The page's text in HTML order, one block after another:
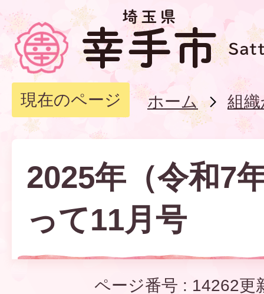
現在のページ ホーム 組
2025年（令和7
って11月号
ページ番号 : 14262更